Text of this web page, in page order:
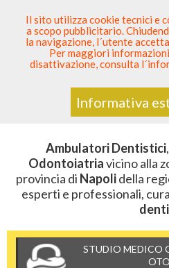
SEI
Sei QuiElenco
Ambulatori
ZONA CON
Ambulatori Dentistici
Odontoiatriavicino alla
provincia di Napolidella
esperti e professionali,
denti
STUDIO MEDICO
Il sito utilizza cookie tecnici e
a scopo pubblicitario.
la navigazione, l´utente
Per maggiori
disattivazione, consulta
Informativa